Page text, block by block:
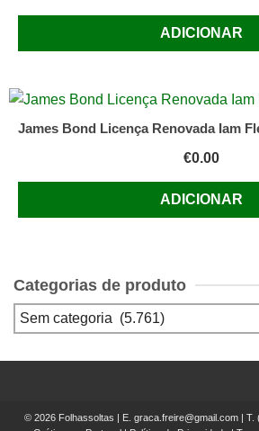
ADICIONAR
James Bond Licença Renovada Iam
€0.00
ADICIONAR
Categorias de produto
© 2026 Folhassoltas | E. graca.freire@gmail.com| T.